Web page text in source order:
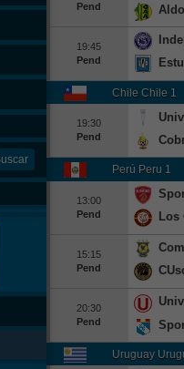
Pend
19:45
Pend
Chile Chile 1
19:30
Pend
Perú Peru 1
13:00
Pend
Los
15:15
Pend
20:30
Pend
Uruguay